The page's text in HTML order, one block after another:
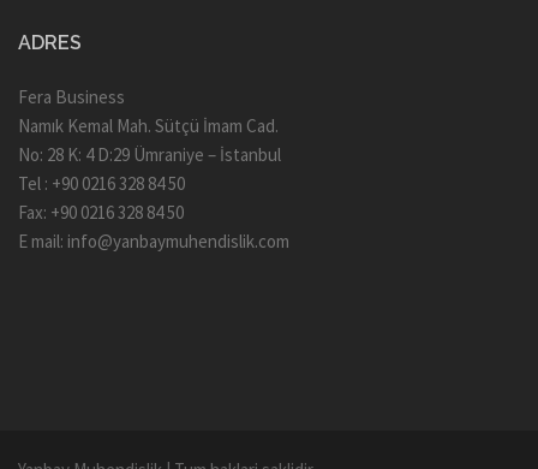
ADRES
Fera Business
Namık Kemal Mah. Sütçü İmam Cad.
No: 28 K: 4 D:29 Ümraniye – İstanbul
Tel : +90 0216 328 84 50
Fax: +90 0216 328 84 50
E mail: info@yanbaymuhendislik.com